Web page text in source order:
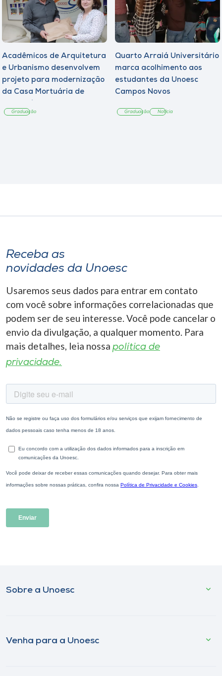
Acadêmicos de Arquitetura
e Urbanismo desenvolvem
projeto para modernização
da Casa Mortuária de
Graduação
Quarto Arraiá Universitário
marca acolhimento aos
estudantes da Unoesc
Campos Novos
Graduação Notícia
Receba as
novidades da Unoesc
Usaremos seus dados para entrar em contato
com você sobre informações correlacionadas que
podem ser de seu interesse. Você pode cancelar o
envio da divulgação, a qualquer momento. Para
mais detalhes, leia nossa política de
privacidade.
Sobre a Unoesc
Venha para a Unoesc